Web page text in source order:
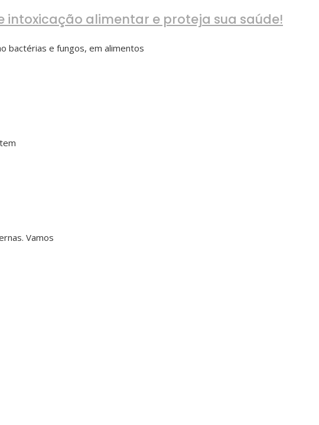
intoxicação alimentar e proteja sua saúde!
bactérias e fungos, em alimentos
Vamos